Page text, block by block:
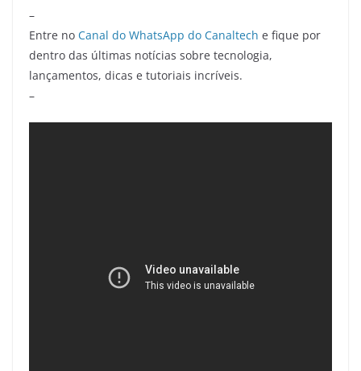
–
Entre no Canal do WhatsApp do Canaltech e fique por
dentro das últimas notícias sobre tecnologia,
lançamentos, dicas e tutoriais incríveis.
–